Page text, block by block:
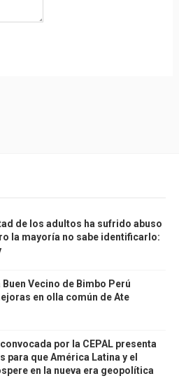
de los adultos ha sufrido abuso
la mayoría no sabe identificarlo:
Vecino de Bimbo Perú
en olla común de Ate
por la CEPAL presenta
para que América Latina y el
en la nueva era geopolítica